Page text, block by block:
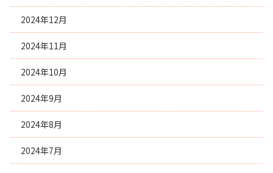
2024年12月
2024年11月
2024年10月
2024年9月
2024年8月
2024年7月